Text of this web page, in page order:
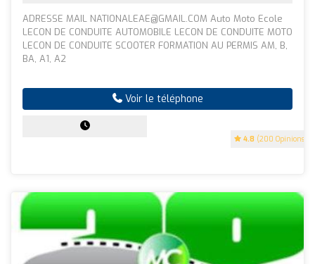
4.8 (200 Opinions)
ADRESSE MAIL NATIONALEAE@GMAIL.COM Auto Moto Ecole
LECON DE CONDUITE AUTOMOBILE LECON DE CONDUITE MOTO
LECON DE CONDUITE SCOOTER FORMATION AU PERMIS AM, B,
BA, A1, A2
Voir le téléphone